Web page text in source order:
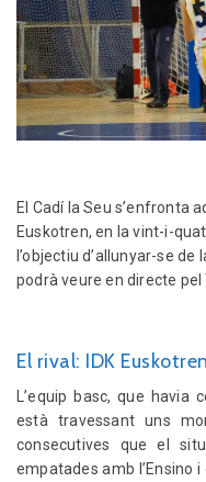
El Cadí la Seu s’enfronta
Euskotren, en la vint-i-
l’objectiu d’allunyar-se
podrà veure en directe pel
El rival: IDK Euskotren
L’equip basc, que havia
està travessant uns
consecutives que el
empatades amb l’Ensino